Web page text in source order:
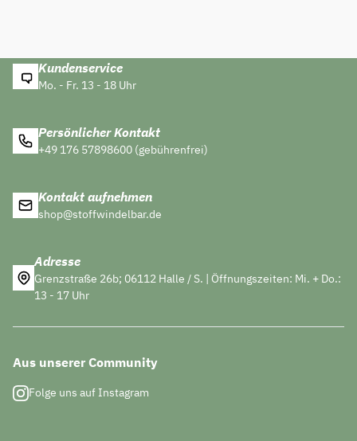
Kundenservice
Mo. - Fr. 13 - 18 Uhr
Persönlicher Kontakt
+49 176 57898600 (gebührenfrei)
Kontakt aufnehmen
shop@stoffwindelbar.de
Adresse
Grenzstraße 26b; 06112 Halle / S. | Öffnungszeiten: Mi. + Do.:
13 - 17 Uhr
Aus unserer Community
Folge uns auf Instagram